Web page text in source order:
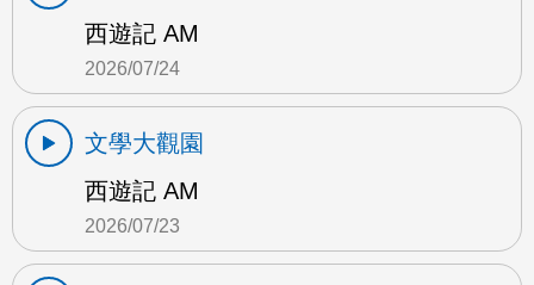
西遊記 AM
2026/07/24
文學大觀園
西遊記 AM
2026/07/23